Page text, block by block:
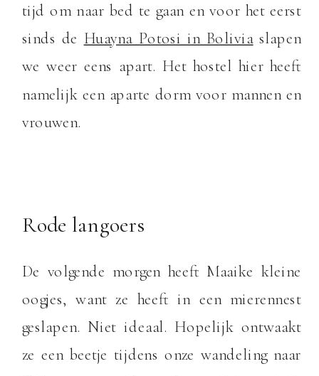
tijd om naar bed te gaan en voor het eerst
sinds de Huayna Potosi in Boliviaslapen
we weer eens apart. Het hostel hier heeft
namelijk een aparte dorm voor mannen en
vrouwen.
Rode langoers
De volgende morgen heeft Maaike kleine
oogjes, want ze heeft in een mierennest
geslapen. Niet ideaal. Hopelijk ontwaakt
ze een beetje tijdens onze wandeling naar